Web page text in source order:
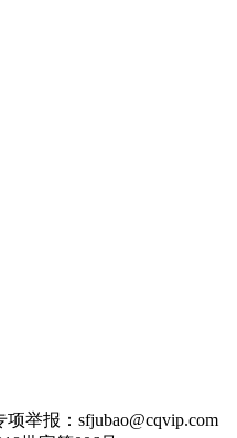
举报：sfjubao@cqvip.com